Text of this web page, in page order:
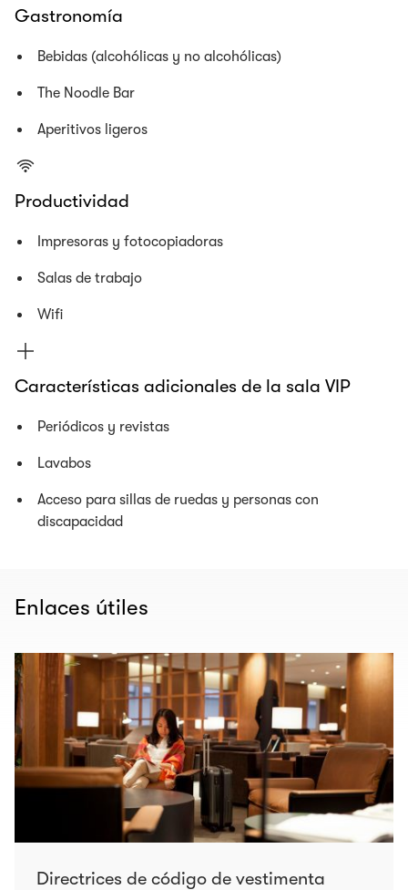
Gastronomía
Bebidas (alcohólicas y no alcohólicas)
The Noodle Bar
Aperitivos ligeros
Productividad
Impresoras y fotocopiadoras
Salas de trabajo
Wifi
Características adicionales de la sala VIP
Periódicos y revistas
Lavabos
Acceso para sillas de ruedas y personas con
discapacidad
Enlaces útiles
Directrices de código de vestimenta